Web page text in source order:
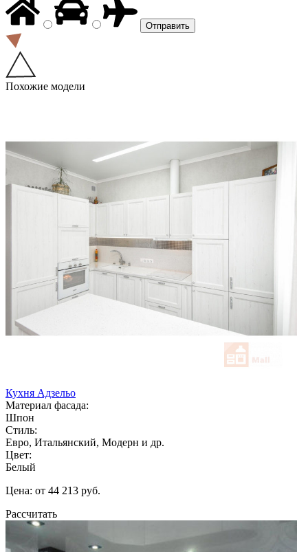
Похожие модели
Кухня Адзельо
Материал фасада:
Шпон
Стиль:
Евро, Итальянский, Модерн и др.
Цвет:
Белый
Цена: от 44 213 руб.
Рассчитать